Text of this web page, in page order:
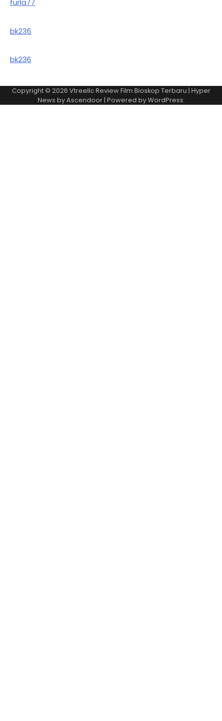
furla77
bk236
bk236
Copyright © 2026 Vtreellc Review Film Bioskop Terbaru | Hyper
News byAscendoor| Powered byWordPress.